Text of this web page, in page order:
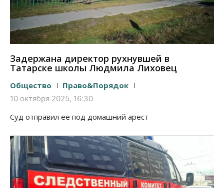
Задержана директор рухнувшей в
Татарске школы Людмила Лиховец
Общество Право&Порядок
10 октября 2025, 16:30
Суд отправил ее под домашний арест